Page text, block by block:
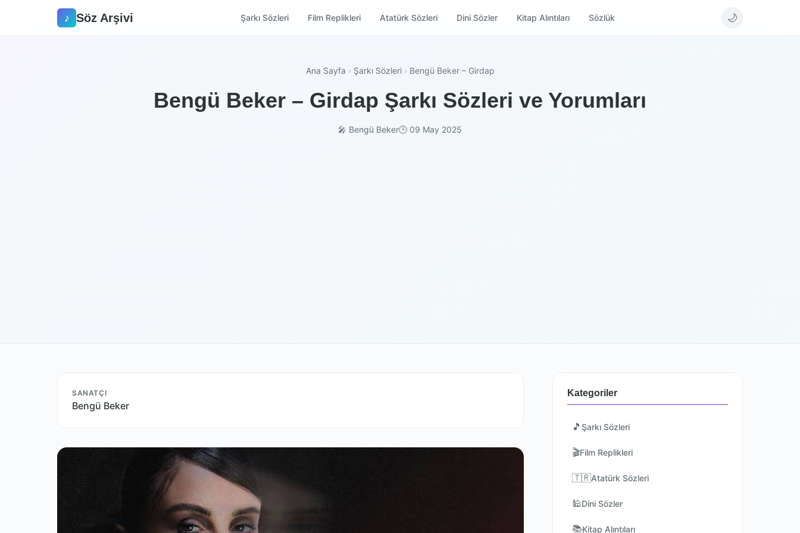
♪ Söz Arşivi Şarkı Sözleri Film Replikleri Atatürk Sözleri Dini Sözler Kitap Alıntıları Sözlük 🌙
Ana Sayfa › Şarkı Sözleri › Bengü Beker – Girdap
Bengü Beker – Girdap Şarkı Sözleri ve Yorumları
🎤 Bengü Beker🕒 09 May 2025
SANATÇI
Bengü Beker
Kategoriler
🎵 Şarkı Sözleri
🎬Film Replikleri
🇹🇷Atatürk Sözleri
🕌Dini Sözler
📚Kitap Alıntıları